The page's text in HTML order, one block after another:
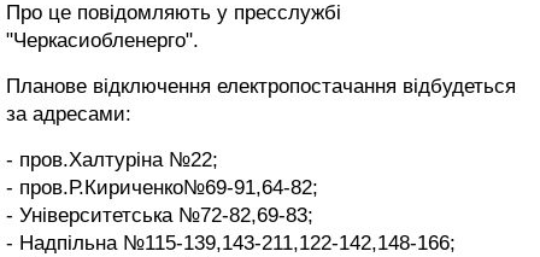
Про це повідомляють у пресслужбі
"Черкасиобленерго".
Планове відключення електропостачання відбудеться
за адресами:
- пров.Халтуріна №22;
- пров.Р.Кириченко№69-91,64-82;
- Університетська №72-82,69-83;
- Надпільна №115-139,143-211,122-142,148-166;